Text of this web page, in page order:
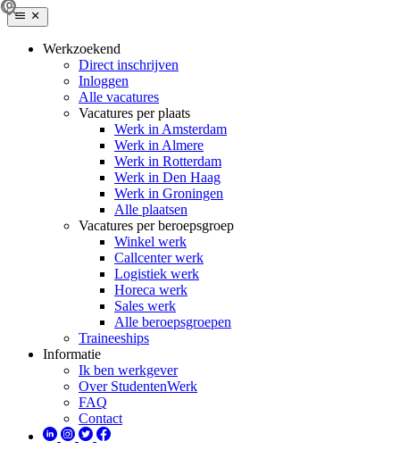
Werkzoekend
Direct inschrijven
Inloggen
Alle vacatures
Vacatures per plaats
Werk in Amsterdam
Werk in Almere
Werk in Rotterdam
Werk in Den Haag
Werk in Groningen
Alle plaatsen
Vacatures per beroepsgroep
Winkel werk
Callcenter werk
Logistiek werk
Horeca werk
Sales werk
Alle beroepsgroepen
Traineeships
Informatie
Ik ben werkgever
Over StudentenWerk
FAQ
Contact